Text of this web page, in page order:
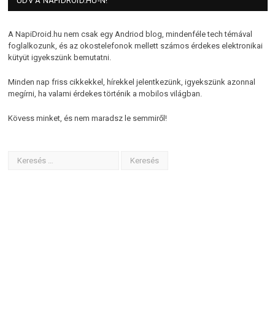
A NapiDroid.hu nem csak egy Andriod blog, mindenféle tech témával
foglalkozunk, és az okostelefonok mellett számos érdekes elektronikai
kütyüt igyekszünk bemutatni.
Minden nap friss cikkekkel, hírekkel jelentkezünk, igyekszünk azonnal
megírni, ha valami érdekes történik a mobilos világban.
Kövess minket, és nem maradsz le semmiről!